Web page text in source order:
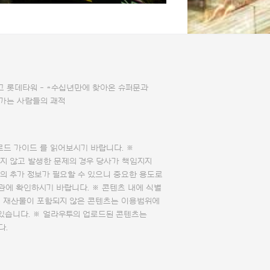
롯데타워 - *수십년만에 찾아온 슈퍼문과
는 사람들의 괘적
드 가이드 를 읽어보시기 바랍니다. ※
않고 발생한 문제의 경우 당사가 책임지지
추가 정보가 필요할 수 있으니 중요한 용도로
에 확인하시기 바랍니다. ※ 콘텐츠 내에 식별
산물이 포함되지 않은 콘텐츠는 이용범위에
습니다. ※ 얼라우투의 업로드된 콘텐츠는
.